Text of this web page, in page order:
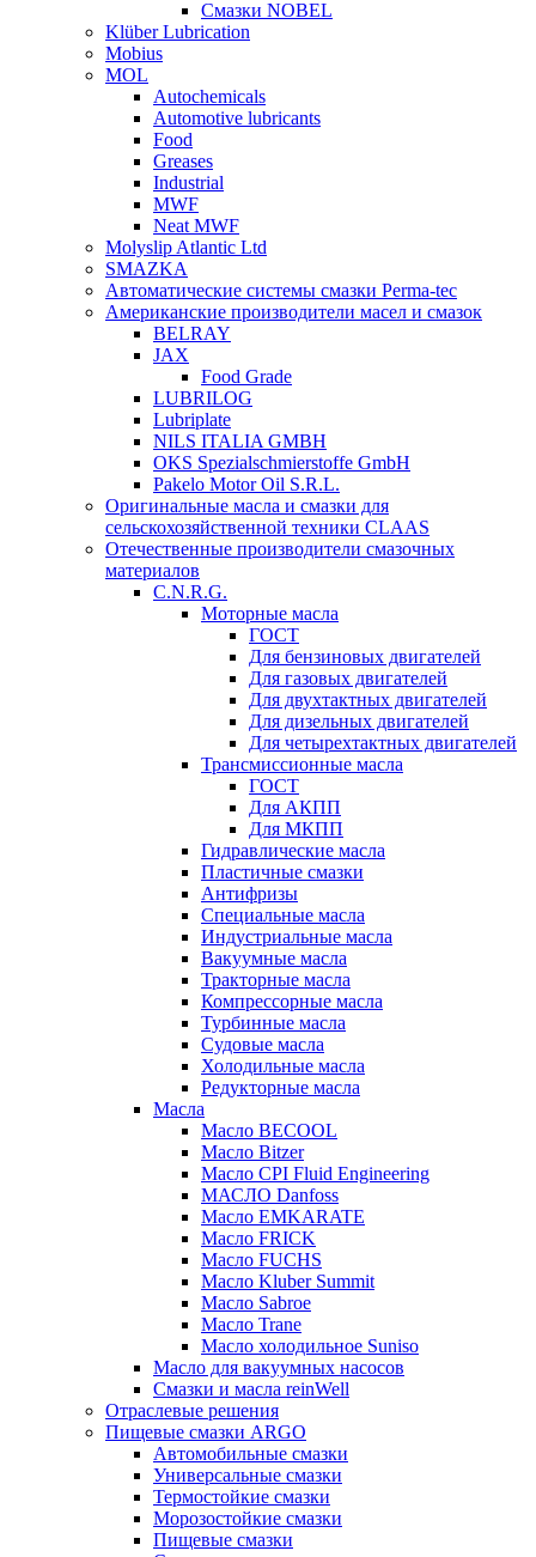
Смазки NOBEL
Klüber Lubrication
Mobius
MOL
Autochemicals
Automotive lubricants
Food
Greases
Industrial
MWF
Neat MWF
Molyslip Atlantic Ltd
SMAZKA
Автоматические системы смазки Perma-tec
Американские производители масел и смазок
BELRAY
JAX
Food Grade
LUBRILOG
Lubriplate
NILS ITALIA GMBH
OKS Spezialschmierstoffe GmbH
Pakelo Motor Oil S.R.L.
Оригинальные масла и смазки для
сельскохозяйственной техники CLAAS
Отечественные производители смазочных
материалов
C.N.R.G.
Моторные масла
ГОСТ
Для бензиновых двигателей
Для газовых двигателей
Для двухтактных двигателей
Для дизельных двигателей
Для четырехтактных двигателей
Трансмиссионные масла
ГОСТ
Для АКПП
Для МКПП
Гидравлические масла
Пластичные смазки
Антифризы
Специальные масла
Индустриальные масла
Вакуумные масла
Тракторные масла
Компрессорные масла
Турбинные масла
Судовые масла
Холодильные масла
Редукторные масла
Масла
Масло BECOOL
Масло Bitzer
Масло CPI Fluid Engineering
МАСЛО Danfoss
Масло EMKARATE
Масло FRICK
Масло FUCHS
Масло Kluber Summit
Масло Sabroe
Масло Trane
Масло холодильное Suniso
Масло для вакуумных насосов
Смазки и масла reinWell
Отраслевые решения
Пищевые смазки ARGO
Автомобильные смазки
Универсальные смазки
Термостойкие смазки
Морозостойкие смазки
Пищевые смазки